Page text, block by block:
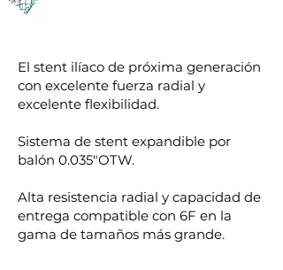
El stent ilíaco de próxima generación
con excelente fuerza radial y
excelente flexibilidad.
Sistema de stent expandible por
balón 0.035"OTW.
Alta resistencia radial y capacidad de
entrega compatible con 6F en la
gama de tamaños más grande.